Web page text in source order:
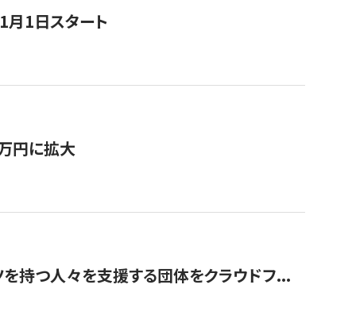
月1日スタート
円に拡大
持つ人々を支援する団体をクラウドフ...